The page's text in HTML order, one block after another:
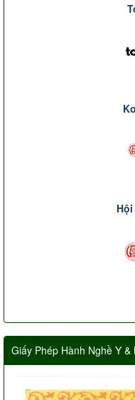
Giấy Phép Hành Nghề Y